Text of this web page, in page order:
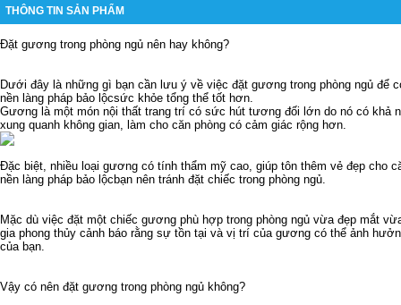
THÔNG TIN SẢN PHẨM
Đặt gương trong phòng ngủ nên hay không?
Dưới đây là những gì bạn cần lưu ý về việc đặt gương trong phòng ngủ để
nền làng pháp bảo lộcsức khỏe tổng thể tốt hơn.
Gương là một món nội thất trang trí có sức hút tương đối lớn do nó có khả
xung quanh không gian, làm cho căn phòng có cảm giác rộng hơn.
Đặc biệt, nhiều loại gương có tính thẩm mỹ cao, giúp tôn thêm vẻ đẹp cho
nền làng pháp bảo lộcbạn nên tránh đặt chiếc trong phòng ngủ.
Mặc dù việc đặt một chiếc gương phù hợp trong phòng ngủ vừa đẹp mắt
gia phong thủy cảnh báo rằng sự tồn tại và vị trí của gương có thể ảnh
của bạn.
Vậy có nên đặt gương trong phòng ngủ không?